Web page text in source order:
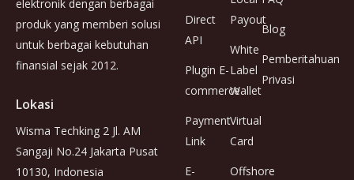
elektronik dengan berbagai
produk yang memberi solusi
untuk berbagai kebutuhan
finansial sejak 2012.
Lokasi
Wisma Techking 2 Jl. AM
Sangaji No.24 Jakarta Pusat
10130, Indonesia
Direct
API
Plugin E-
commerce
Payment
Link
E-
Payout
White
Label
Wallet
Virtual
Card
Offshore
Blog
Pemberitahuan
Privasi